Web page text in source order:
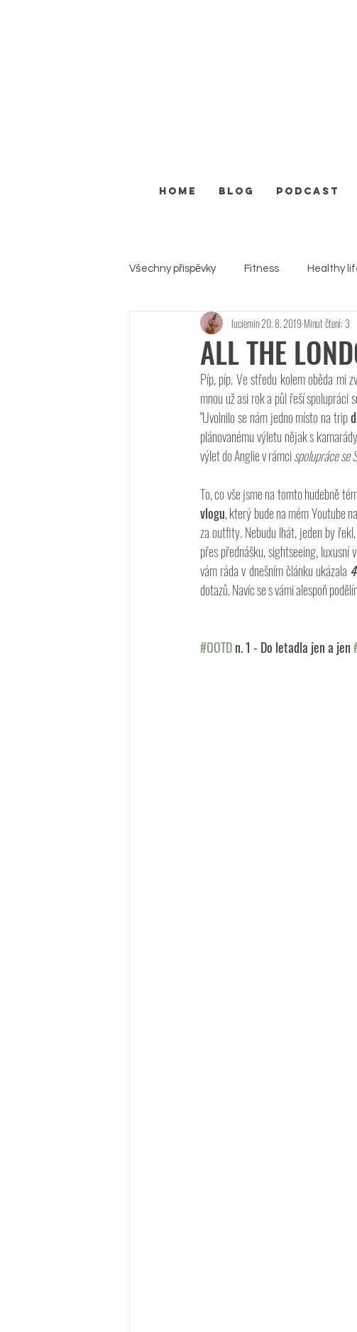
HOME BLOG PODCAST
Všechny příspěvky Fitness Healthy
Life Food
ALL THE
luciemin20. 8. 2019 Minut čtení: 3
Píp, píp. Ve středu kolem oběda mi
mnou už asi rok a půl řeší spolupráci
"Uvolnilo se nám jedno místo na trip
plánovanému výletu nějak s
výlet do Anglie v rámci spolupráce se
To, co vše jsme na tomto hudebně
vlogu, který bude na mém Youtube
za outfity. Nebudu lhát, jeden by
přes přednášku, sightseeing,
vám ráda v dnešním článku ukázala
dotazů. Navíc se s vámi alespoň
#OOTD n. 1 - Do letadla jen a jen